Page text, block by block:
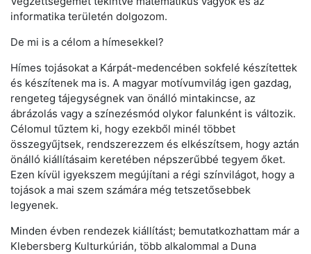
informatika területén dolgozom.
De mi is a célom a hímesekkel?
Hímes tojásokat a Kárpát-medencében sokfelé készítettek
és készítenek ma is. A magyar motívumvilág igen gazdag,
rengeteg tájegységnek van önálló mintakincse, az
ábrázolás vagy a színezésmód olykor falunként is változik.
Célomul tűztem ki, hogy ezekből minél többet
összegyűjtsek, rendszerezzem és elkészítsem, hogy aztán
önálló kiállításaim keretében népszerűbbé tegyem őket.
Ezen kívül igyekszem megújítani a régi színvilágot, hogy a
tojások a mai szem számára még tetszetősebbek
legyenek.
Minden évben rendezek kiállítást; bemutatkozhattam már a
Klebersberg Kulturkúrián, több alkalommal a Duna